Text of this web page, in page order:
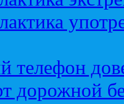
телефон
дорожной